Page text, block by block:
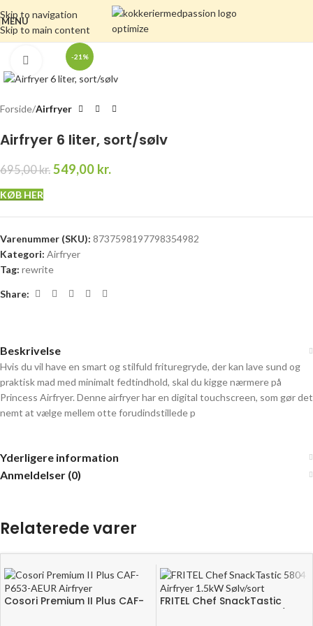
Skip to navigation
Skip to main content
MENU
-21%
Click to enlarge
Forside Airfryer
Airfryer 6 liter, sort/sølv
695,00kr. 549,00 kr.
KØB HER
Varenummer (SKU): 8737598197798354982
Kategori: Airfryer
Tag: rewrite
Share:
Beskrivelse
Hvis du vil have en smart og stilfuld frituregryde, der kan lave sund og
praktisk mad med minimalt fedtindhold, skal du kigge nærmere på
Princess Airfryer. Denne airfryer har en digital touchscreen, som gør det
nemt at vælge mellem otte forudindstillede p
Yderligere information
Anmeldelser (0)
Relaterede varer
Cosori Premium II Plus CAF-
FRITEL Chef SnackTastic